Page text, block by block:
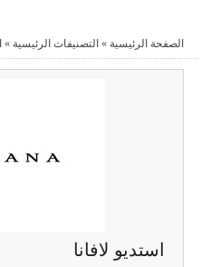
الصفحة الرئيسية » التصنيفات الرئيسية »
استديو لافانا